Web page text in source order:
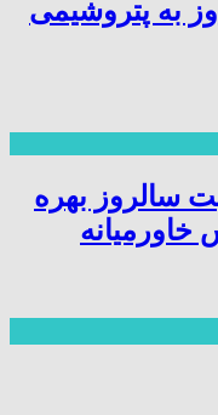
به پتروشیمی
سالروز بهره